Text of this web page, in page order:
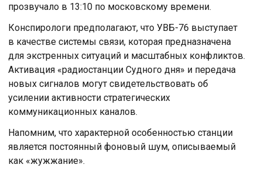
прозвучало в 13:10 по московскому времени.
Конспирологи предполагают, что УВБ-76 выступает
в качестве системы связи, которая предназначена
для экстренных ситуаций и масштабных конфликтов.
Активация «радиостанции Судного дня» и передача
новых сигналов могут свидетельствовать об
усилении активности стратегических
коммуникационных каналов.
Напомним, что характерной особенностью станции
является постоянный фоновый шум, описываемый
как «жужжание».